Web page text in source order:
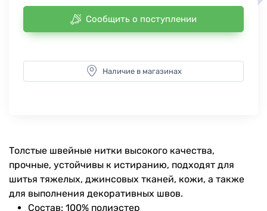
Сообщить о поступлении
Наличие в магазинах
Толстые швейные нитки высокого качества,
прочные, устойчивы к истиранию, подходят для
шитья тяжелых, джинсовых тканей, кожи, а также
для выполнения декоративных швов.
Состав: 100% полиэстер